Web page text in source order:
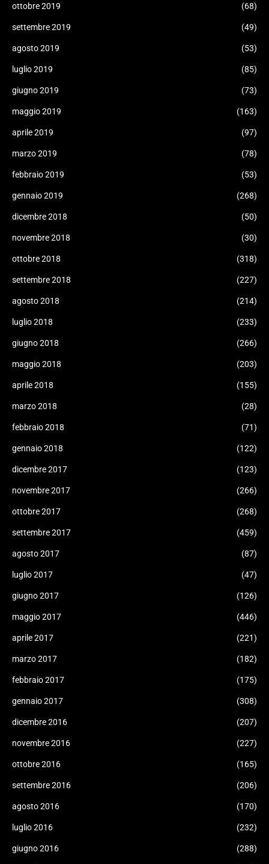
ottobre 2019 (68)
settembre 2019 (49)
agosto 2019 (53)
luglio 2019 (85)
giugno 2019 (73)
maggio 2019 (163)
aprile 2019 (97)
marzo 2019 (78)
febbraio 2019 (53)
gennaio 2019 (268)
dicembre 2018 (50)
novembre 2018 (30)
ottobre 2018 (318)
settembre 2018 (227)
agosto 2018 (214)
luglio 2018 (233)
giugno 2018 (266)
maggio 2018 (203)
aprile 2018 (155)
marzo 2018 (28)
febbraio 2018 (71)
gennaio 2018 (122)
dicembre 2017 (123)
novembre 2017 (266)
ottobre 2017 (268)
settembre 2017 (459)
agosto 2017 (87)
luglio 2017 (47)
giugno 2017 (126)
maggio 2017 (446)
aprile 2017 (221)
marzo 2017 (182)
febbraio 2017 (175)
gennaio 2017 (308)
dicembre 2016 (207)
novembre 2016 (227)
ottobre 2016 (165)
settembre 2016 (206)
agosto 2016 (170)
luglio 2016 (232)
giugno 2016 (288)